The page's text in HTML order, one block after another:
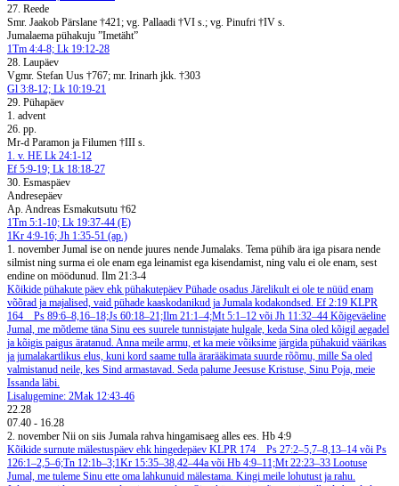
27. Reede
Smr. Jaakob Pärslane †421; vg. Pallaadi †VI s.; vg. Pinufri †IV s.
Jumalaema pühakuju ”Imetäht”
1Tm 4:4-8; Lk 19:12-28
28. Laupäev
Vgmr. Stefan Uus †767; mr. Irinarh jkk. †303
Gl 3:8-12; Lk 10:19-21
29. Pühapäev
1. advent
26. pp.
Mr-d Paramon ja Filumen †III s.
1. v. HE Lk 24:1-12
Ef 5:9-19; Lk 18:18-27
30. Esmaspäev
Andresepäev
Ap. Andreas Esmakutsutu †62
1Tm 5:1-10; Lk 19:37-44 (E)
1Kr 4:9-16; Jh 1:35-51 (ap.)
1. november Jumal ise on nende juures nende Jumalaks. Tema pühib ära iga pisara nende
silmist ning surma ei ole enam ega leinamist ega kisendamist, ning valu ei ole enam, sest
endine on möödunud. Ilm 21:3-4
Kõikide pühakute päev ehk pühakutepäev Pühade osadus Järelikult ei ole te nüüd enam
võõrad ja majalised, vaid pühade kaaskodanikud ja Jumala kodakondsed. Ef 2:19 KLPR
164
Ps 89:6–8,16–18;Js 60:18–21;Ilm 21:1–4;Mt 5:1–12 või Jh 11:32–44 Kõigeväeline
Jumal, me mõtleme täna Sinu ees suurele tunnistajate hulgale, keda Sina oled kõigil aegadel
ja kõigis paigus äratanud. Anna meile armu, et ka meie võiksime järgida pühakuid väärikas
ja jumalakartlikus elus, kuni kord saame tulla ärarääkimata suurde rõõmu, mille Sa oled
valmistanud neile, kes Sind armastavad. Seda palume Jeesuse Kristuse, Sinu Poja, meie
Issanda läbi.
Lisalugemine: 2Mak 12:43-46
22.28
07.40 - 16.28
2. november Nii on siis Jumala rahva hingamisaeg alles ees. Hb 4:9
Kõikide surnute mälestuspäev ehk hingedepäev KLPR 174
Ps 27:2–5,7–8,13–14 või Ps
126:1–2,5–6;Tn 12:1b–3;1Kr 15:35–38,42–44a või Hb 4:9–11;Mt 22:23–33 Lootuse
Jumal, me tuleme Sinu ette oma lahkunuid mälestama. Kingi meile lohutust ja rahu.